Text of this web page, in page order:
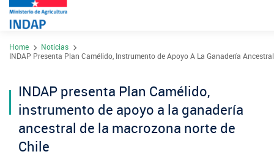
Sobre INDAP
¿Qué es INDAP?
Sea usuario INDAP
Programa Desarrollo Territorial Indígena
Acciones INDAP
Red Tiendas Mundo Rural
Sitios Regionales
Sala de Prensa
Home
Noticias
INDAP Presenta Plan Camélido, Instrumento de Apoyo A La Ganadería
INDAP presenta Plan Camélido,
instrumento de apoyo a la ganadería
ancestral de la macrozona norte de
Chile